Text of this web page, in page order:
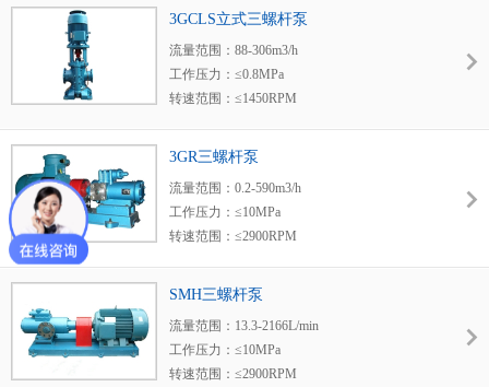
粘度范围：3.0-760mm2/s
适用范围：造船、热电厂、化工、炼油厂、食
物厂、油田。
3GCLS立式三螺杆泵
流量范围：88-306m3/h
工作压力：≤0.8MPa
转速范围：≤1450RPM
粘度范围：20-150mm2/s
适用范围：造船、热电厂、化工、炼油厂、食
物厂、油田。
3GR三螺杆泵
流量范围：0.2-590m3/h
工作压力：≤10MPa
转速范围：≤2900RPM
粘度范围：3.0-760mm2/s
适用范围：造船、热电厂、化工、炼油厂、食
物厂、油田。
SMH三螺杆泵
流量范围：13.3-2166L/min
工作压力：≤10MPa
转速范围：≤2900RPM